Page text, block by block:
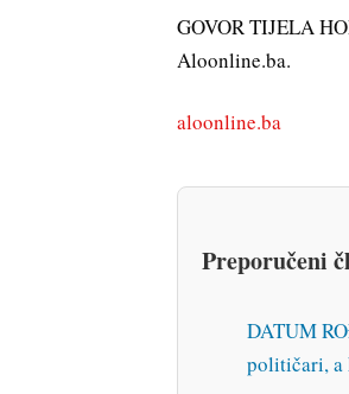
GOVOR TIJELA
Aloonline.ba.
aloonline.ba
Preporučeni
DATUM
političari, a